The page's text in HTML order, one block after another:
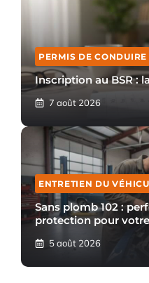
PERMIS DE CONDUIRE
Inscription au BSR :
7 août 2026
ENTRETIEN DU
Sans plomb 102 :
protection pour
5 août 2026